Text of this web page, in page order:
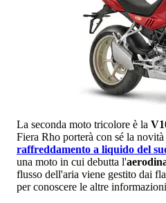
La seconda moto tricolore è la
Fiera Rho porterà con sé la novità
raffreddamento a liquido del
una moto in cui debutta l'
flusso dell'aria viene gestito dai
per conoscere le altre